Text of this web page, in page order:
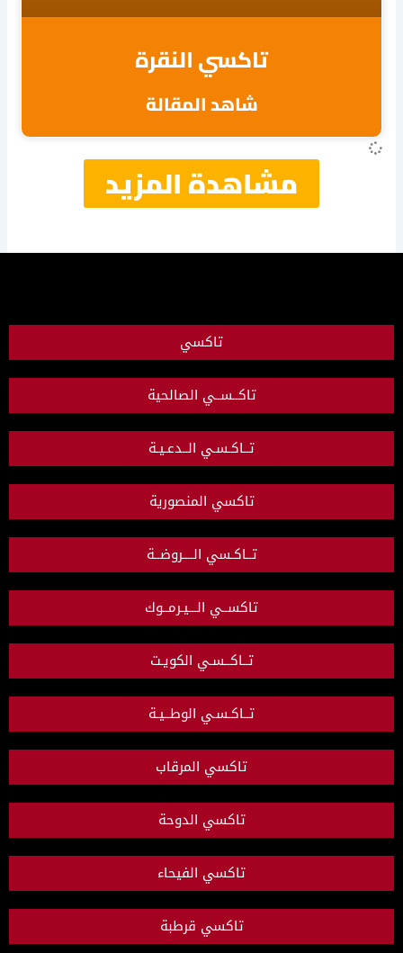
تاكسي النقرة
شاهد المقالة
مشاهدة المزيد
تاكسي
تاكــســي الصالحية
تــاكـسـي الــدعـيـة
تاكسي المنصورية
تــاكـسي الــــروضــة
تاكســي الـــيـرمــوك
تــاكــسـي الكويـت
تــاكـسـي الوطــيـة
تاكسي المرقاب
تاكسي الدوحة
تاكسي الفيحاء
تاكسي قرطبة